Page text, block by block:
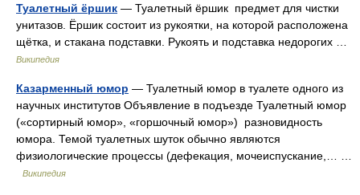
Туалетный ёршик — Туалетный ёршик предмет для чистки
унитазов. Ёршик состоит из рукоятки, на которой расположена
щётка, и стакана подставки. Рукоять и подставка недорогих …
Википедия
Казарменный юмор — Туалетный юмор в туалете одного из
научных институтов Объявление в подъезде Туалетный юмор
(«сортирный юмор», «горшочный юмор») разновидность
юмора. Темой туалетных шуток обычно являются
физиологические процессы (дефекация, мочеиспускание,… …
Википедия